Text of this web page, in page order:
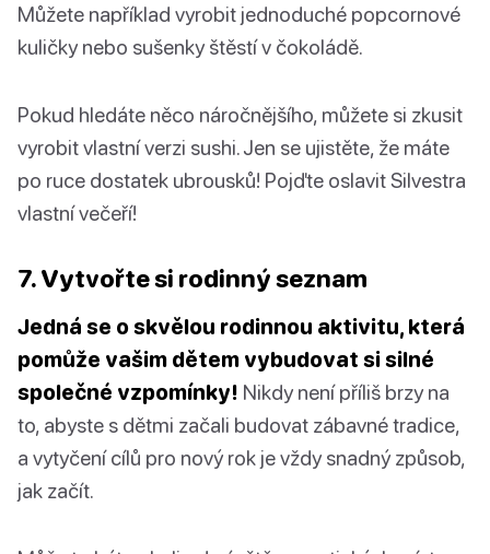
Můžete například vyrobit jednoduché popcornové
kuličky nebo sušenky štěstí v čokoládě.
Pokud hledáte něco náročnějšího, můžete si zkusit
vyrobit vlastní verzi sushi. Jen se ujistěte, že máte
po ruce dostatek ubrousků! Pojďte oslavit Silvestra
vlastní večeří!
7. Vytvořte si rodinný seznam
Jedná se o skvělou rodinnou aktivitu, která
pomůže vašim dětem vybudovat si silné
společné vzpomínky! Nikdy není příliš brzy na
to, abyste s dětmi začali budovat zábavné tradice,
a vytyčení cílů pro nový rok je vždy snadný způsob,
jak začít.